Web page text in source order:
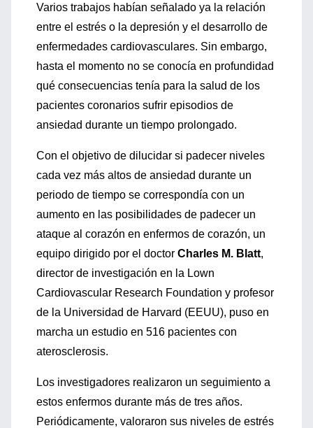
Varios trabajos habían señalado ya la relación
entre el estrés o la depresión y el desarrollo de
enfermedades cardiovasculares. Sin embargo,
hasta el momento no se conocía en profundidad
qué consecuencias tenía para la salud de los
pacientes coronarios sufrir episodios de
ansiedad durante un tiempo prolongado.
Con el objetivo de dilucidar si padecer niveles
cada vez más altos de ansiedad durante un
periodo de tiempo se correspondía con un
aumento en las posibilidades de padecer un
ataque al corazón en enfermos de corazón, un
equipo dirigido por el doctor Charles M. Blatt,
director de investigación en la Lown
Cardiovascular Research Foundation y profesor
de la Universidad de Harvard (EEUU), puso en
marcha un estudio en 516 pacientes con
aterosclerosis.
Los investigadores realizaron un seguimiento a
estos enfermos durante más de tres años.
Periódicamente, valoraron sus niveles de estrés